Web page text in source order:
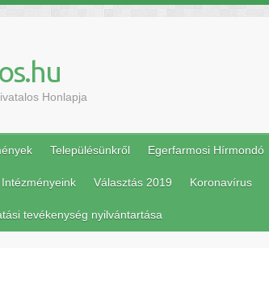
Honlapja
Településünkről Egerfarmosi Hírmondó
Választás 2019 Koronavírus
tevékenység nyilvántartása